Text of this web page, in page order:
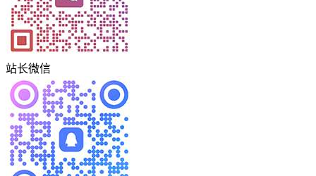
站长微信